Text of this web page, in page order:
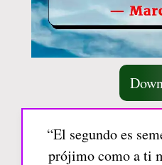
“El segundo es
prójimo como a ti